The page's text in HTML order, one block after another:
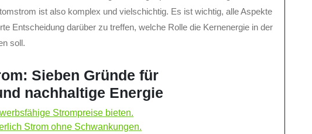
ist also komplex und vielschichtig. Es ist wichtig, alle Aspekte
Entscheidung darüber zu treffen, welche Rolle die Kernenergie in der
soll.
Sieben Gründe für
nachhaltige Energie
Strompreise bieten.
Strom ohne Schwankungen.